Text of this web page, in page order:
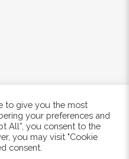
Rights Reserved.
to give you the most
your preferences and
All”, you consent to the
you may visit "Cookie
consent.